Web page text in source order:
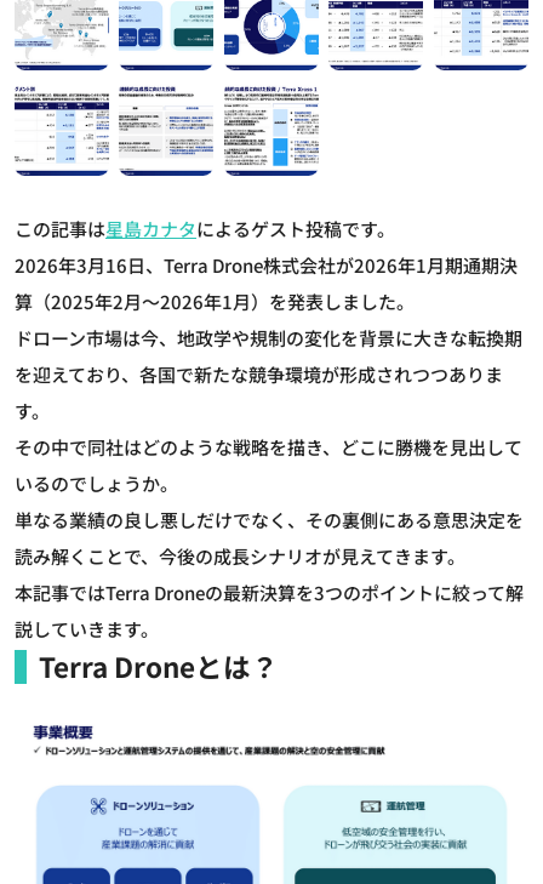
この記事は星島カナタによるゲスト投稿です。
2026年3月16日、Terra Drone株式会社が2026年1月期通期決
算（2025年2月～2026年1月）を発表しました。
ドローン市場は今、地政学や規制の変化を背景に大きな転換期
を迎えており、各国で新たな競争環境が形成されつつありま
す。
その中で同社はどのような戦略を描き、どこに勝機を見出して
いるのでしょうか。
単なる業績の良し悪しだけでなく、その裏側にある意思決定を
読み解くことで、今後の成長シナリオが見えてきます。
本記事ではTerra Droneの最新決算を3つのポイントに絞って解
説していきます。
Terra Droneとは？